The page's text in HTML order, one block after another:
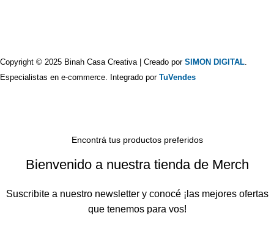
Copyright © 2025 Binah Casa Creativa | Creado por SIMON DIGITAL.
Especialistas en e-commerce. Integrado porTuVendes
Encontrá tus productos preferidos
Bienvenido a nuestra tienda de Merch
Suscribite a nuestro newsletter y conocé ¡las mejores ofertas
que tenemos para vos!